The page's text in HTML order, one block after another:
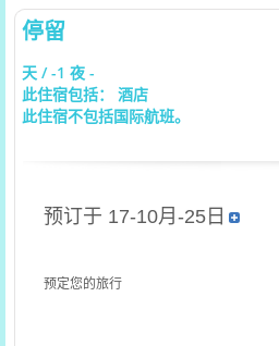
停留
天 / -1 夜 -
此住宿包括： 酒店
此住宿不包括国际航班。
预订于 17-10月-25日
预定您的旅行